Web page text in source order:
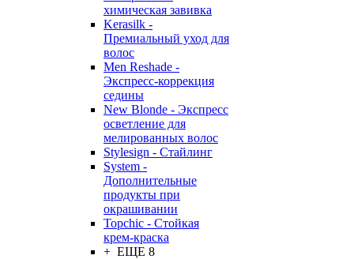
химическая завивка
Kerasilk -
Премиальный уход для
волос
Men Reshade -
Экспресс-коррекция
седины
New Blonde - Экспресс
осветление для
мелированных волос
Stylesign - Стайлинг
System -
Дополнительные
продукты при
окрашивании
Topchic - Стойкая
крем-краска
+ ЕЩЕ 8